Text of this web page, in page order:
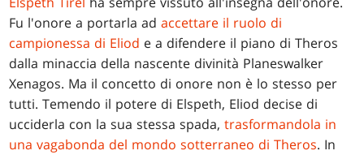
Fu l'onore a portarla adaccettare il ruolo di
campionessa di Eliod e a difendere il piano di Theros
dalla minaccia della nascente divinità Planeswalker
Xenagos. Ma il concetto di onore non è lo stesso per
tutti. Temendo il potere di Elspeth, Eliod decise di
ucciderla con la sua stessa spada,trasformandola in
una vagabonda del mondo sotterraneo di Theros. In